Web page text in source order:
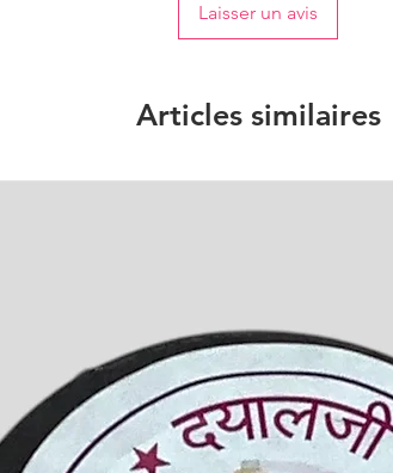
Laisser un avis
Articles similaires